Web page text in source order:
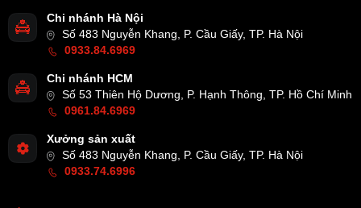
Chi nhánh Hà Nội
Số 483 Nguyễn Khang, P. Cầu Giấy, TP. Hà Nội
0933.84.6969
Chi nhánh HCM
Số 53 Thiên Hộ Dương, P. Hạnh Thông, TP. Hồ Chí Minh
0961.84.6969
Xưởng sản xuất
Số 483 Nguyễn Khang, P. Cầu Giấy, TP. Hà Nội
0933.74.6996